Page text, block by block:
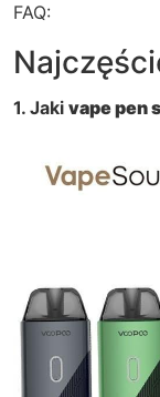
FAQ:
1. Jaki vape pen